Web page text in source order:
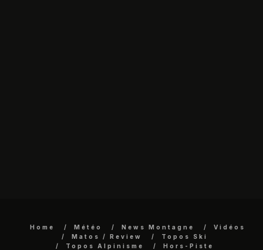
Home Météo News Montagne
Vidéos
Matos / Review
Topos Ski
Topos Alpinisme
Hors-Piste